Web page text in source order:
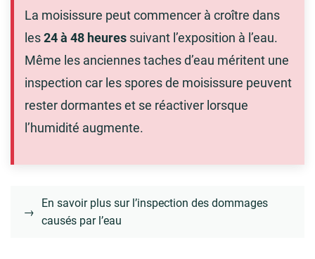
La moisissure peut commencer à croître dans
les24 à 48 heures suivant l’exposition à l’eau.
Même les anciennes taches d’eau méritent une
inspection car les spores de moisissure peuvent
rester dormantes et se réactiver lorsque
l’humidité augmente.
→
En savoir plus sur l’inspection des dommages
causés par l’eau